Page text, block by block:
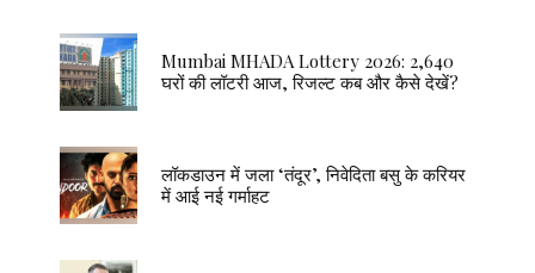
Mumbai MHADA Lottery 2026: 2,640
घरों की लॉटरी आज, रिजल्ट कब और कैसे देखें?
लॉकडाउन में जला ‘तंदूर’, निवेदिता बसु के करियर
में आई नई गर्माहट